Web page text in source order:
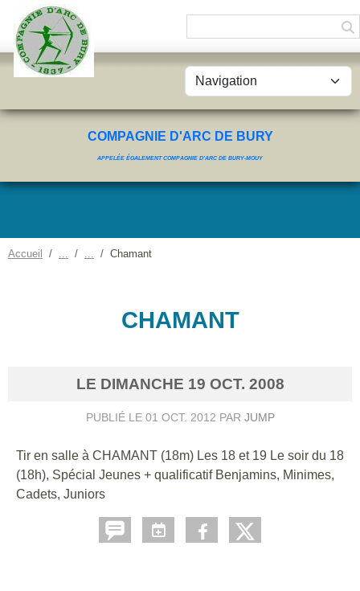
COMPAGNIE D'ARC DE BURY
APPELÉE ÉGALEMENT COMPAGNIE D'ARC DE BURY-MOUY
Accueil Chamant
CHAMANT
LE DIMANCHE 19 OCT. 2008
PUBLIÉ LE 01 OCT. 2012 PAR JUMP
Tir en salle à CHAMANT (18m) Les 18 et 19 Le soir du 18
(18h), Spécial Jeunes + qualificatif Benjamins, Minimes,
Cadets, Juniors
Panneau de gestion des cookies